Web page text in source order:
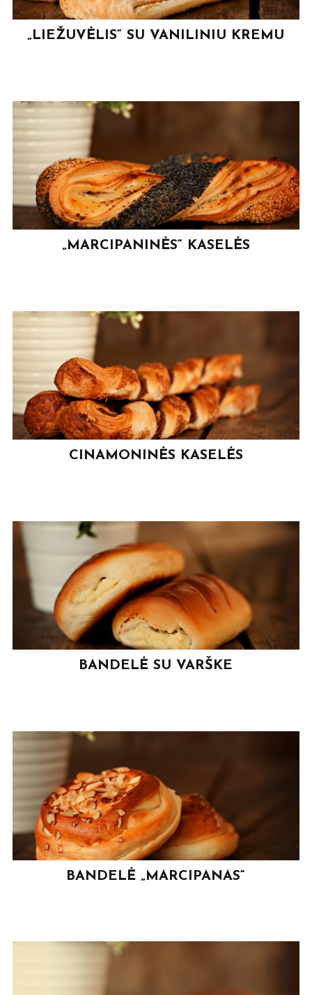
„LIEŽUVĖLIS“ SU VANILINIU KREMU
„MARCIPANINĖS“ KASELĖS
CINAMONINĖS KASELĖS
BANDELĖ SU VARŠKE
BANDELĖ „MARCIPANAS“